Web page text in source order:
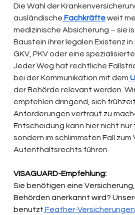
Die Wahl der
ausländische Fachkräfte weit
medizinische Absicherung – sie
Baustein ihrer legalen Existenz
GKV, PKV oder eine
Jeder Weg hat rechtliche
bei der Kommunikation mit dem
der Behörde relevant werden.
empfehlen dringend, sich
Anforderungen vertraut zu
Entscheidung kann hier nicht nur
sondern im schlimmsten Fall zum
Aufenthaltsrechts führen.
VISAGUARD-Empfehlung:
Sie benötigen eine
Behörden anerkannt wird?
benutzt Feather-Versicherungen